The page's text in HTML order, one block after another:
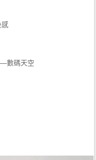
—數碼天空